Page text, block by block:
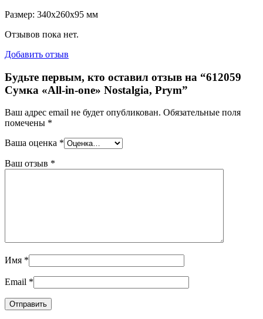
Размер: 340x260x95 мм
Отзывов пока нет.
Добавить отзыв
Будьте первым, кто оставил отзыв на “612059
Сумка «All-in-one» Nostalgia, Prym”
Ваш адрес email не будет опубликован. Обязательные поля
помечены *
Ваша оценка *
Ваш отзыв *
Имя *
Email *